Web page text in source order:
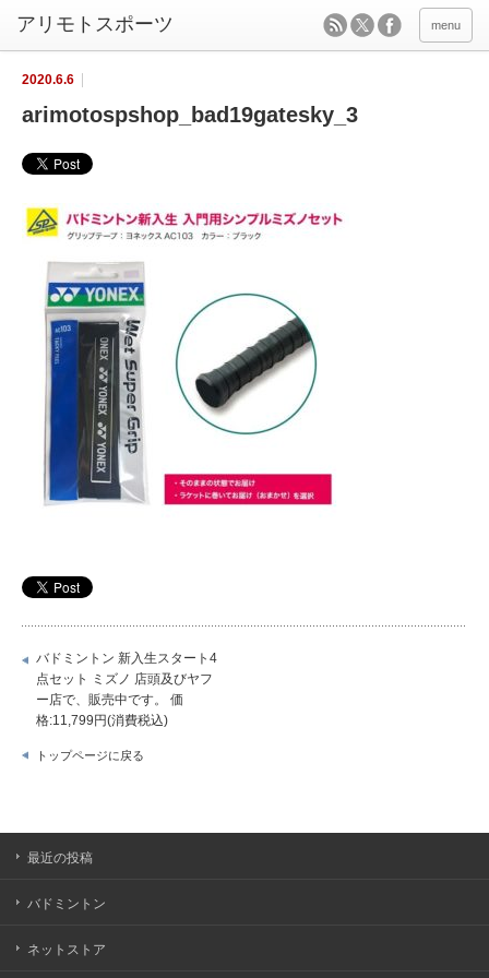
menu
2020.6.6
arimotospshop_bad19gatesky_3
バドミントン 新入生スタート4
点セット ミズノ 店頭及びヤフ
ー店で、販売中です。 価
格:11,799円(消費税込)
トップページに戻る
最近の投稿
バドミントン
ネットストア